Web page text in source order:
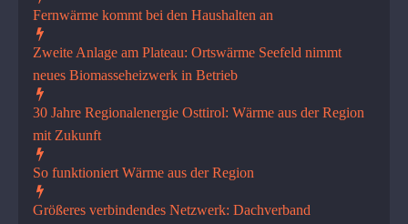
Fernwärme kommt bei den Haushalten an
Zweite Anlage am Plateau: Ortswärme Seefeld nimmt
neues Biomasseheizwerk in Betrieb
30 Jahre Regionalenergie Osttirol: Wärme aus der Region
mit Zukunft
So funktioniert Wärme aus der Region
Größeres verbindendes Netzwerk: Dachverband